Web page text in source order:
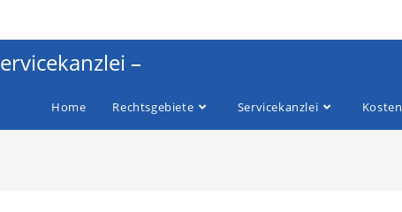
–
Home Rechtsgebiete Servicekanzlei Kosten